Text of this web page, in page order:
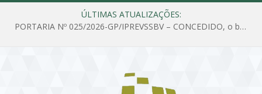
ÚLTIMAS ATUALIZAÇÕES:
PORTARIA Nº 025/2026-GP/IPREVSSBV – CONCEDIDO, o benefício de PENSÃO a MARIA ESTELA DOS SANTOS SOUZA